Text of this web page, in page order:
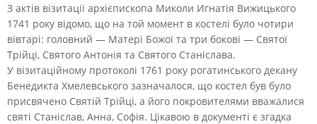
З актів візитації архієпископа Миколи Игнатія Вижицького
1741 року відомо, що на той момент в костелі було чотири
вівтарі: головний — Матері Божої та три бокові — Святої
Трійці, Святого Антонія та Святого Станіслава.
У візитаційному протоколі 1761 року рогатинського декану
Бенедикта Хмелевського зазначалося, що костел був було
присвячено Святій Трійці, а його покровителями вважалися
святі Станіслав, Анна, Софія. Цікавою в документі є згадка